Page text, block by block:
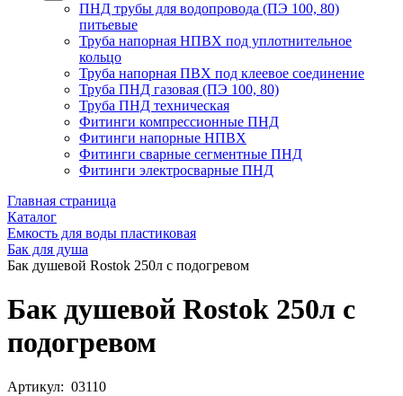
ПНД трубы для водопровода (ПЭ 100, 80)
питьевые
Труба напорная НПВХ под уплотнительное
кольцо
Труба напорная ПВХ под клеевое соединение
Труба ПНД газовая (ПЭ 100, 80)
Труба ПНД техническая
Фитинги компрессионные ПНД
Фитинги напорные НПВХ
Фитинги сварные сегментные ПНД
Фитинги электросварные ПНД
Главная страница
Каталог
Емкость для воды пластиковая
Бак для душа
Бак душевой Rostok 250л с подогревом
Бак душевой Rostok 250л с
подогревом
Артикул: 03110